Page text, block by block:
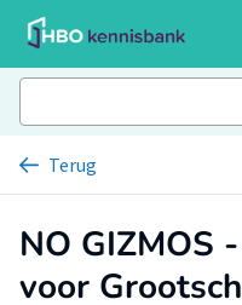
Terug
NO GIZMOS
voor